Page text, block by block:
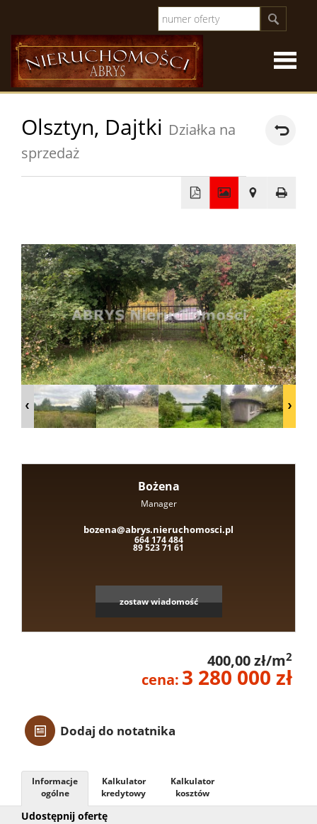
firmie
Oferty
Oferty
Domy
nad
Olsztyn, Dajtki Działka na
sprzedaż
−
Bożena
Manager
bozena@abrys.nieruchomosci.pl
664 174 484
89 523 71 61
zostaw wiadomość
400,00 zł/m2
cena: 3 280 000 zł
Dodaj do notatnika
Udostępnij ofertę
Informacje
ogólne
Kalkulator
kredytowy
Kalkulator
kosztów